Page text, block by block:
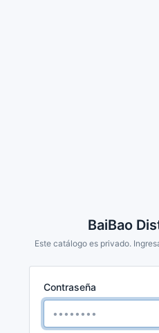
BaiBao
Este catálogo es privado.
Contraseña